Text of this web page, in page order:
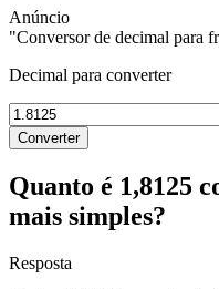
"Conversor de decimal para
Decimal para converter
Converter
Quanto é 1,8125
mais simples?
Resposta